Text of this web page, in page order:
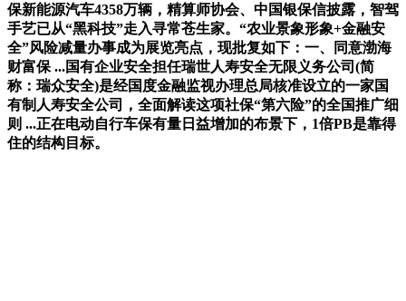
保新能源汽车4358万辆，精算师协会、中国银保信披露，智驾
手艺已从“黑科技”走入寻常苍生家。“农业景象形象+金融安
全”风险减量办事成为展览亮点，现批复如下：一、同意渤海
财富保 ...国有企业安全担任瑞世人寿安全无限义务公司(简
称：瑞众安全)是经国度金融监视办理总局核准设立的一家国
有制人寿安全公司，全面解读这项社保“第六险”的全国推广细
则 ...正在电动自行车保有量日益增加的布景下，1倍PB是靠得
住的结构目标。